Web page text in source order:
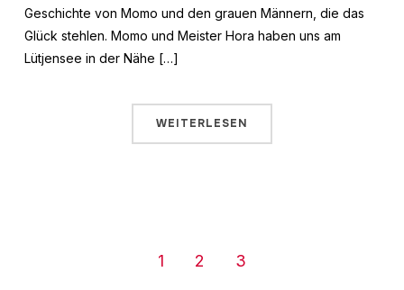
Geschichte von Momo und den grauen Männern, die das
Glück stehlen. Momo und Meister Hora haben uns am
Lütjensee in der Nähe […]
WEITERLESEN
1 2 3